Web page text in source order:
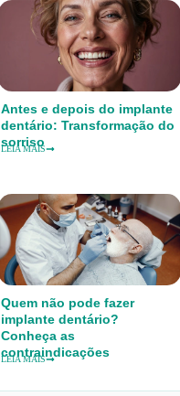
Antes e depois do implante
dentário: Transformação do
sorriso
LEIA MAIS
Quem não pode fazer
implante dentário?
Conheça as
contraindicações
LEIA MAIS